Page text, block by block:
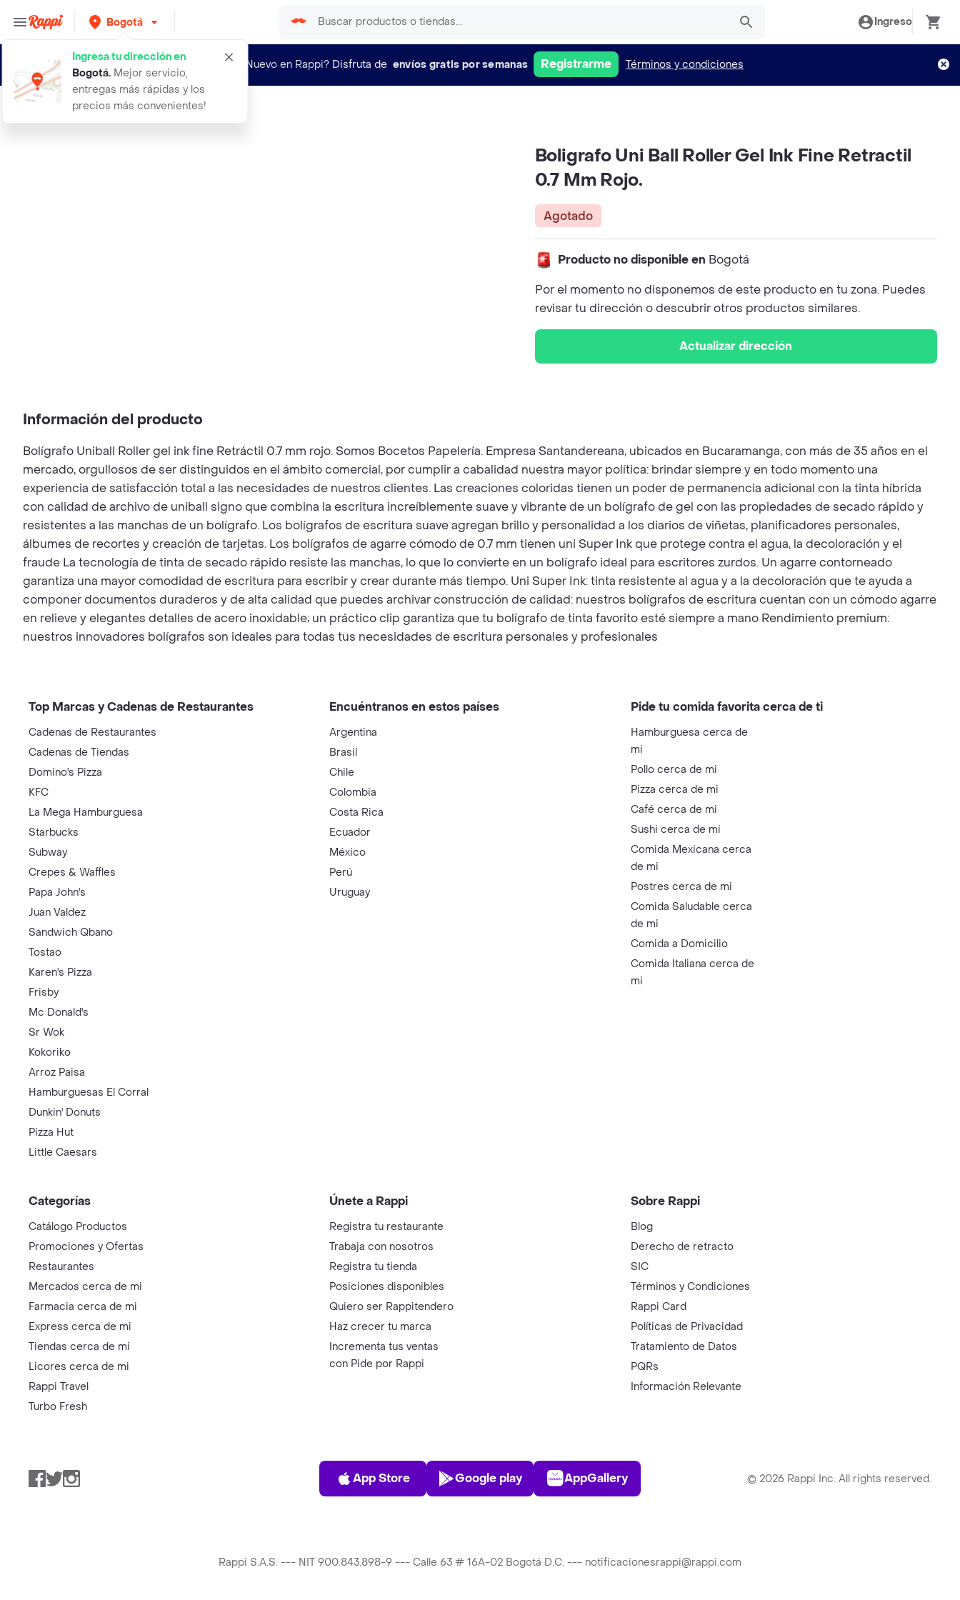
Bogotá
Ingresa tu dirección en
Bogotá. Mejor servicio,
entregas más rápidas y los
precios más convenientes!
Ingreso
¿Nuevo en Rappi? Disfruta de envíos gratis por semanas Registrarme Términos y condiciones
boligrafo uni ball roller gel ink f
Boligrafo Uni Ball Roller Gel Ink Fine Retractil
0.7 Mm Rojo.
Agotado
Producto no disponible en Bogotá
Por el momento no disponemos de este producto en tu zona. Puedes
revisar tu dirección o descubrir otros productos similares.
Actualizar dirección
Información del producto
Bolígrafo Uniball Roller gel ink fine Retráctil 0.7 mm rojo. Somos Bocetos Papelería. Empresa Santandereana, ubicados en Bucaramanga, con más de 35 años en el
mercado, orgullosos de ser distinguidos en el ámbito comercial, por cumplir a cabalidad nuestra mayor política: brindar siempre y en todo momento una
experiencia de satisfacción total a las necesidades de nuestros clientes. Las creaciones coloridas tienen un poder de permanencia adicional con la tinta híbrida
con calidad de archivo de uniball signo que combina la escritura increíblemente suave y vibrante de un bolígrafo de gel con las propiedades de secado rápido y
resistentes a las manchas de un bolígrafo. Los bolígrafos de escritura suave agregan brillo y personalidad a los diarios de viñetas, planificadores personales,
álbumes de recortes y creación de tarjetas. Los bolígrafos de agarre cómodo de 0.7 mm tienen uni Super Ink que protege contra el agua, la decoloración y el
fraude La tecnología de tinta de secado rápido resiste las manchas, lo que lo convierte en un bolígrafo ideal para escritores zurdos. Un agarre contorneado
garantiza una mayor comodidad de escritura para escribir y crear durante más tiempo. Uni Super Ink: tinta resistente al agua y a la decoloración que te ayuda a
componer documentos duraderos y de alta calidad que puedes archivar construcción de calidad: nuestros bolígrafos de escritura cuentan con un cómodo agarre
en relieve y elegantes detalles de acero inoxidable; un práctico clip garantiza que tu bolígrafo de tinta favorito esté siempre a mano Rendimiento premium:
nuestros innovadores bolígrafos son ideales para todas tus necesidades de escritura personales y profesionales
Top Marcas y Cadenas de Restaurantes
Cadenas de Restaurantes
Cadenas de Tiendas
Domino's Pizza
KFC
La Mega Hamburguesa
Starbucks
Subway
Crepes & Waffles
Papa John's
Juan Valdez
Sandwich Qbano
Tostao
Karen's Pizza
Frisby
Mc Donald's
Sr Wok
Kokoriko
Arroz Paisa
Hamburguesas El Corral
Dunkin' Donuts
Pizza Hut
Little Caesars
Encuéntranos en estos países
Argentina
Brasil
Chile
Colombia
Costa Rica
Ecuador
México
Perú
Uruguay
Pide tu comida favorita cerca de ti
Hamburguesa cerca de
mi
Pollo cerca de mi
Pizza cerca de mi
Café cerca de mi
Sushi cerca de mi
Comida Mexicana cerca
de mi
Postres cerca de mi
Comida Saludable cerca
de mi
Comida a Domicilio
Comida Italiana cerca de
mi
Categorías
Catálogo Productos
Promociones y Ofertas
Restaurantes
Mercados cerca de mi
Farmacia cerca de mi
Express cerca de mi
Tiendas cerca de mi
Licores cerca de mi
Rappi Travel
Turbo Fresh
Únete a Rappi
Registra tu restaurante
Trabaja con nosotros
Registra tu tienda
Posiciones disponibles
Quiero ser Rappitendero
Haz crecer tu marca
Incrementa tus ventas
con Pide por Rappi
Sobre Rappi
Blog
Derecho de retracto
SIC
Términos y Condiciones
Rappi Card
Políticas de Privacidad
Tratamiento de Datos
PQRs
Información Relevante
Facebook
TwitterInstagram
App Store
App Store
Play Store
Google play
AppGallery
AppGallery © 2026 Rappi Inc. All rights reserved.
Rappi S.A.S. --- NIT 900.843.898-9 --- Calle 63 # 16A-02 Bogotá D.C. --- notificacionesrappi@rappi.com